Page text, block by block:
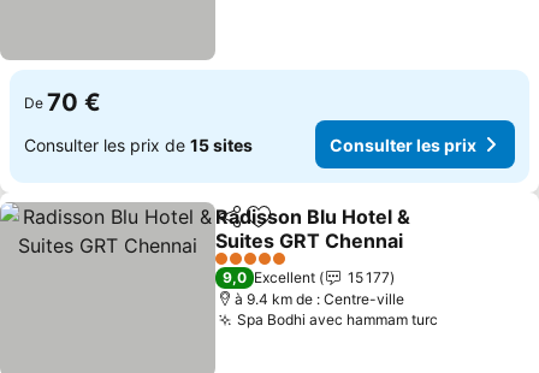
De 70 €
Consulter les prix de 15 sites Consulter les prix
PartagerAjouter à mes favoris
Radisson Blu Hotel &
Suites GRT Chennai
Consulter les prix
5 Étoiles
9,0 Excellent
15 177
à 9.4 km de : Centre-ville
Spa Bodhi avec hammam turc